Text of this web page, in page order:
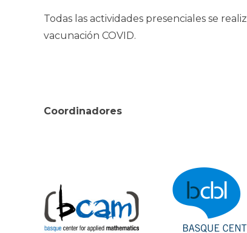
Todas las actividades presenciales se
vacunación COVID.
Coordinadores